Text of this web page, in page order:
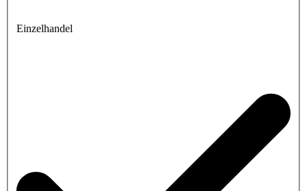
Einzelhandel